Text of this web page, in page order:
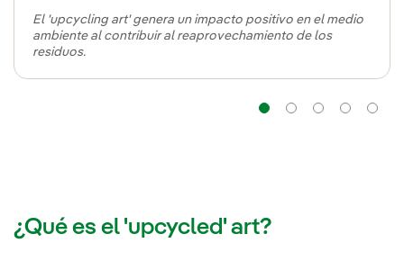
El 'upcycling art' genera un impacto positivo en el medio
ambiente al contribuir al reaprovechamiento de los
residuos.
Navegación
¿Qué es el 'upcycled' art?